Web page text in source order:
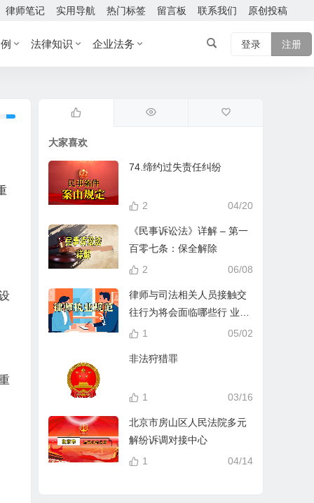
律师笔记 实用导航 热门标签 留言板 联系我们 原创投稿
法律知识 企业法务 登录 注册
大家喜欢
74.缔约过失责任纠纷
04/20
2
《民事诉讼法》详解 – 第一
百零七条：保全解除
06/08
2
律师与司法相关人员接触交
往行为将会面临哪些行 业处
分？
05/02
1
非法狩猎罪
03/16
1
北京市房山区人民法院多元
解纷诉调对接中心
04/14
1